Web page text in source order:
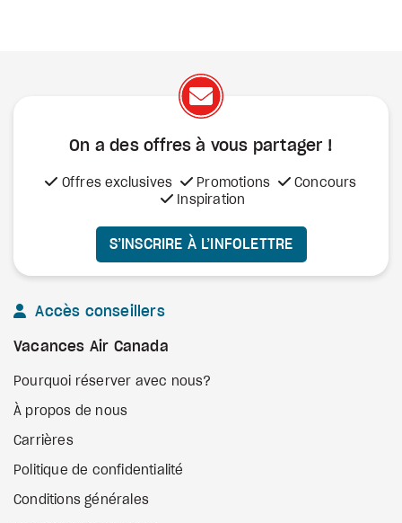
On a des offres à vous partager !
Offres exclusives Promotions
Concours
Inspiration
S’INSCRIRE À L’INFOLETTRE
Accès conseillers
Vacances Air Canada
Pourquoi réserver avec nous?
À propos de nous
Carrières
Politique de confidentialité
Conditions générales